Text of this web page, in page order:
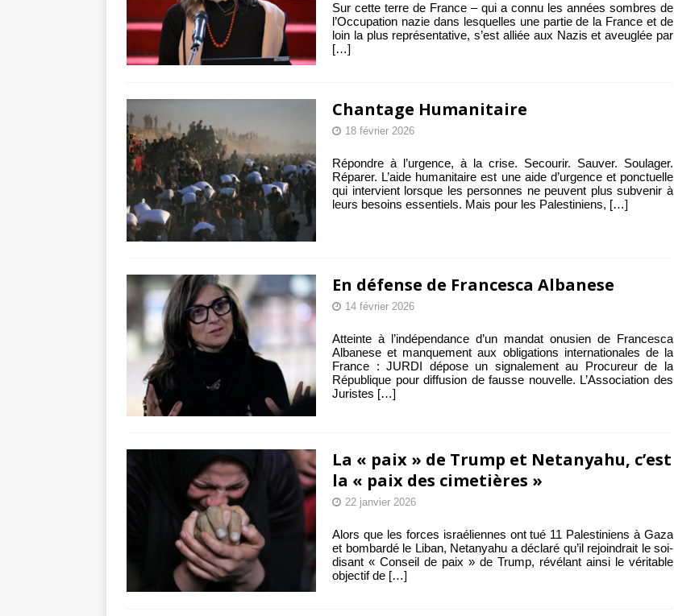
Sur cette terre de France – qui a connu les années sombres de
l’Occupation nazie dans lesquelles une partie de la France et de
loin la plus représentative, s’est alliée aux Nazis et aveuglée par
[…]
Chantage Humanitaire
18 février 2026
Répondre à l’urgence, à la crise. Secourir. Sauver. Soulager.
Réparer. L’aide humanitaire est une aide d’urgence et ponctuelle
qui intervient lorsque les personnes ne peuvent plus subvenir à
leurs besoins essentiels. Mais pour les Palestiniens, […]
En défense de Francesca Albanese
14 février 2026
Atteinte à l’indépendance d’un mandat onusien de Francesca
Albanese et manquement aux obligations internationales de la
France : JURDI dépose un signalement au Procureur de la
République pour diffusion de fausse nouvelle. L’Association des
Juristes […]
La « paix » de Trump et Netanyahu, c’est
la « paix des cimetières »
22 janvier 2026
Alors que les forces israéliennes ont tué 11 Palestiniens à Gaza
et bombardé le Liban, Netanyahu a déclaré qu’il rejoindrait le soi-
disant « Conseil de paix » de Trump, révélant ainsi le véritable
objectif de […]